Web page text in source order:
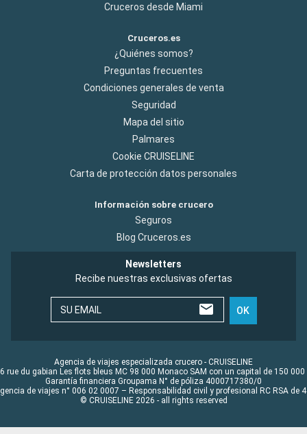
Cruceros desde Miami
Cruceros.es
¿Quiénes somos?
Preguntas frecuentes
Condiciones generales de venta
Seguridad
Mapa del sitio
Palmares
Cookie CRUISELINE
Carta de protección datos personales
Información sobre crucero
Seguros
Blog Cruceros.es
Newsletters
Recibe nuestras exclusivas ofertas
SU EMAIL OK
Agencia de viajes especializada crucero - CRUISELINE
rue du gabian Les flots bleus MC 98 000 Monaco SAM con un capital de 150 000
Garantía financiera Groupama N° de póliza 4000717380/0
de viajes n° 006 02 0007 – Responsabilidad civil y profesional RC RSA de
© CRUISELINE 2026 - all rights reserved